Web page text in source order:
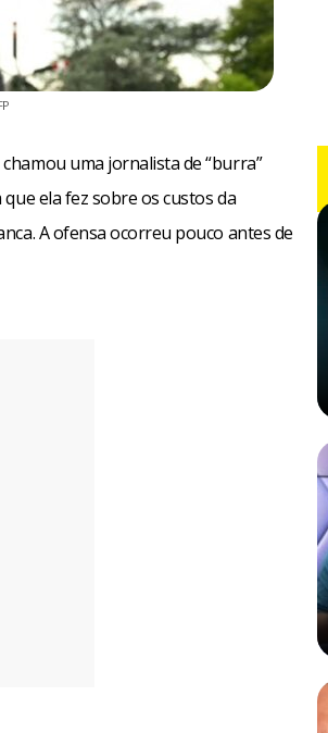
uma jornalista de “burra”
ela fez sobre os custos da
A ofensa ocorreu pouco antes de